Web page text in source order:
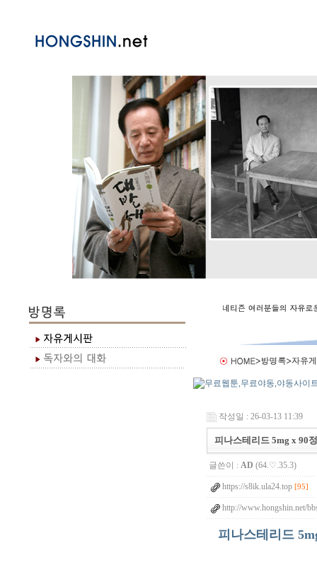
작성일 : 26-03-13 11:39
피나스테리드 5mg x 90
글쓴이 : AD (64.♡.35.3)
https://s8ik.ula24.top [95]
http://www.hongshin.net/
피나스테리드